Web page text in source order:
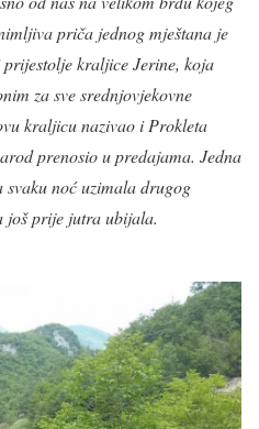
priča jednog mještana je
kraljice Jerine, koja
za sve srednjovjekovne
kraljicu nazivao i Prokleta
prenosio u predajama. Jedna
noć uzimala drugog
još prije jutra ubijala.